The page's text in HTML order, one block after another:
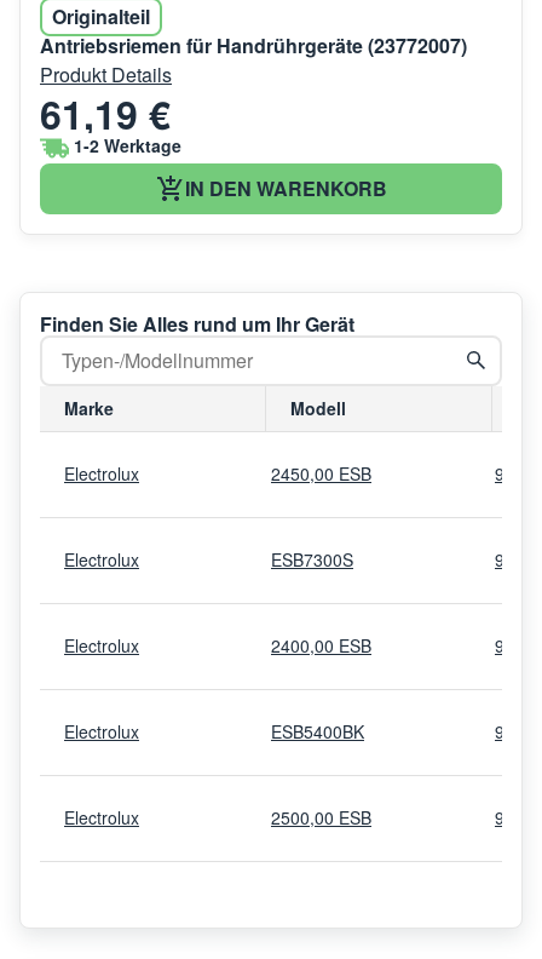
Originalteil
Antriebsriemen für Handrührgeräte (23772007)
Produkt Details
61,19 €
1-2 Werktage
IN DEN WARENKORB
Finden Sie Alles rund um Ihr Gerät
Marke Modell
Electrolux 2450,00 ESB
Electrolux ESB7300S
Electrolux 2400,00 ESB
Electrolux ESB5400BK
Electrolux 2500,00 ESB